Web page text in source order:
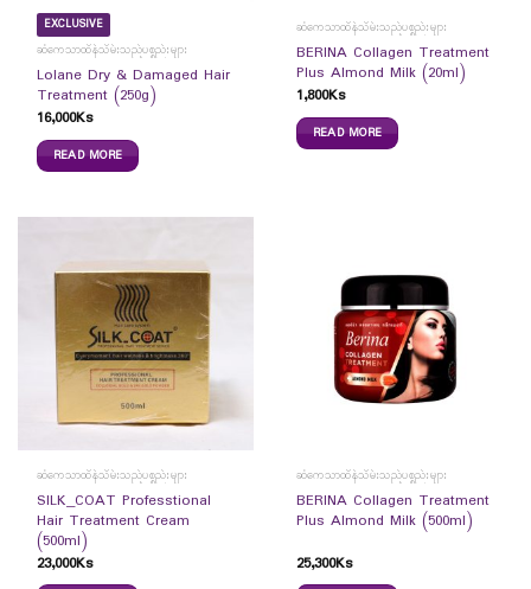
EXCLUSIVE
ဆံကေသာထိန်သိမ်းသည့်ပစ္စည်းများ
Lolane Dry & Damaged Hair
Treatment (250g)
16,000Ks
READ MORE
ဆံကေသာထိန်သိမ်းသည့်ပစ္စည်းများ
BERINA Collagen Treatment
Plus Almond Milk (20ml)
1,800Ks
READ MORE
ဆံကေသာထိန်သိမ်းသည့်ပစ္စည်းများ
SILK_COAT Professtional
Hair Treatment Cream
(500ml)
23,000Ks
ဆံကေသာထိန်သိမ်းသည့်ပစ္စည်းများ
BERINA Collagen Treatment
Plus Almond Milk (500ml)
25,300Ks